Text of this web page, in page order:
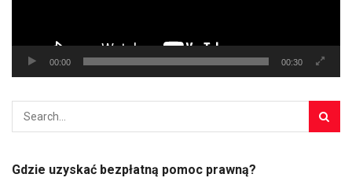
00:00 00:30
Gdzie uzyskać bezpłatną pomoc prawną?